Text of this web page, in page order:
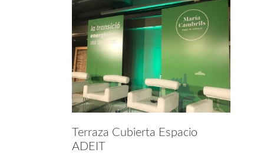
Terraza Cubierta Espacio
ADEIT